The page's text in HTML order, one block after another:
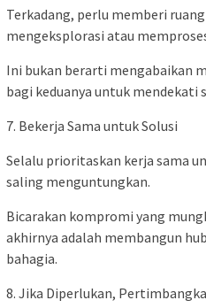
Terkadang, perlu memberi
mengeksplorasi atau
Ini bukan berarti mengabaikan
bagi keduanya untuk mendekati
7. Bekerja Sama untuk Solusi
Selalu prioritaskan kerja sama
saling menguntungkan.
Bicarakan kompromi yang
akhirnya adalah membangun
bahagia.
8. Jika Diperlukan,